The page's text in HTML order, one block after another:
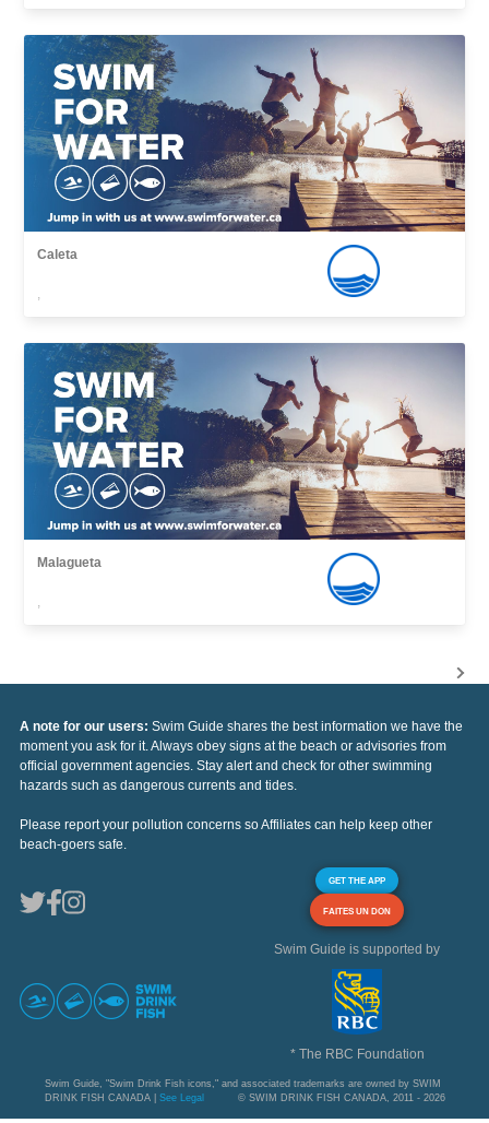
Caleta
,
Malagueta
,
A note for our users: Swim Guide shares the best information we have the
moment you ask for it. Always obey signs at the beach or advisories from
official government agencies. Stay alert and check for other swimming
hazards such as dangerous currents and tides.
Please report your pollution concerns so Affiliates can help keep other
beach-goers safe.
GET THE APP
FAITES UN DON
Swim Guide is supported by
* The RBC Foundation
Swim Guide, "Swim Drink Fish icons," and associated trademarks are owned by SWIM
DRINK FISH CANADA | See Legal © SWIM DRINK FISH CANADA, 2011 - 2026